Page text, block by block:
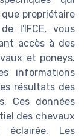
propriétaire
l'IFCE, vous
accès à des
et poneys.
informations
résultats des
Ces données
des chevaux
Les